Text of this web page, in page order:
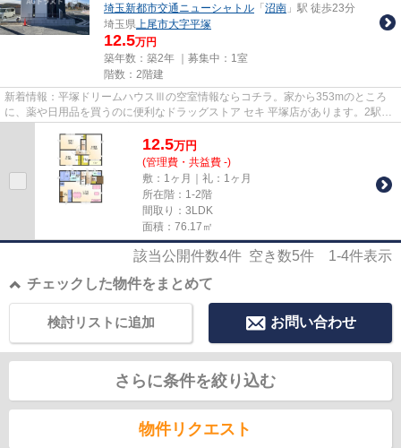
埼玉新都市交通ニューシャトル 「 沼南 」駅 徒歩23分
埼玉県上尾市大字平塚
12.5万円
築年数：築2年 ｜募集中： 1室
階数：2階建
新着情報：平塚ドリームハウスⅢの空室情報ならコチラ。家から353mのところ
に、薬や日用品を買うのに便利なドラッグストア セキ 平塚店があります。2駅利
12.5万円
(管理費・共益費 -)
敷：1ヶ月｜礼：1ヶ月
所在階：1-2階
間取り：3LDK
面積：76.17㎡
該当公開件数4件 空き数5件 1-4件表示
チェックした物件をまとめて
お問い合わせ
検討リストに追加
さらに条件を絞り込む
物件リクエスト